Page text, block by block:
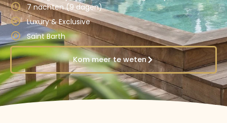
7 nachten (9 dagen)
Luxury & Exclusive
Saint Barth
Kom meer te weten